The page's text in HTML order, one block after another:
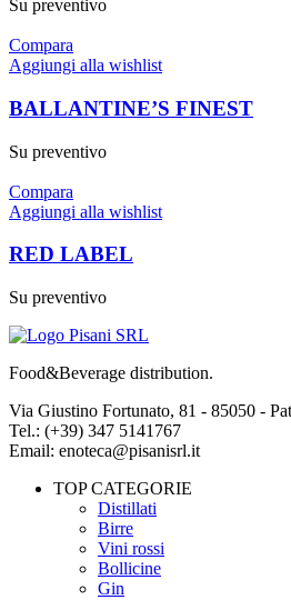
Su preventivo
Compara
Aggiungi alla wishlist
BALLANTINE’S FINEST
Su preventivo
Compara
Aggiungi alla wishlist
RED LABEL
Su preventivo
Food&Beverage distribution.
Via Giustino Fortunato, 81 - 85050 -
Tel.: (+39) 347 5141767
Email: enoteca@pisanisrl.it
TOP CATEGORIE
Distillati
Birre
Vini rossi
Bollicine
Gin